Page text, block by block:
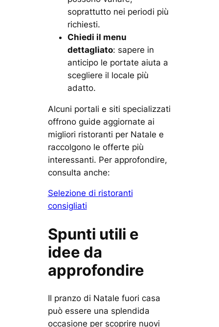
soprattutto nei periodi più
richiesti.
Chiedi il menu
dettagliato: sapere in
anticipo le portate aiuta a
scegliere il locale più
adatto.
Alcuni portali e siti specializzati
offrono guide aggiornate ai
migliori ristoranti per Natale e
raccolgono le offerte più
interessanti. Per approfondire,
consulta anche:
Selezione di ristoranti
consigliati
Spunti utili e
idee da
approfondire
Il pranzo di Natale fuori casa
può essere una splendida
occasione per scoprire nuovi